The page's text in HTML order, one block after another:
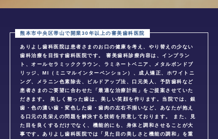
ありよし歯科医院は患者さまのお口の健康を考え、やり替えの少ない
歯科治療を目指す歯科医院です。 審美歯科診療内容は、インプラン
ト、オールセラミッククラウン、ラミネートベニア、メタルボンドブ
リッジ、MI（ミニマルインターベンション）、成人矯正、ホワイトニ
ング、メラニン色素除去、ビルドアップ法、口元美人、予防歯科など
患者さまのご要望に合わせた「最適な治療計画」をご提案させていた
だきます。 美しく整った歯は、美しい笑顔を作ります。当院では、銀
歯・色の濃い歯・変色した歯・歯肉の左右不揃いなど、あなたが抱え
る口元の見栄えの問題を解決する技術を用意しております。 また、見
た目を良くするだけでなく、機能的にも、身体と調和させることが大
事です。ありよし歯科医院では「見た目の美しさと機能の調和」を重